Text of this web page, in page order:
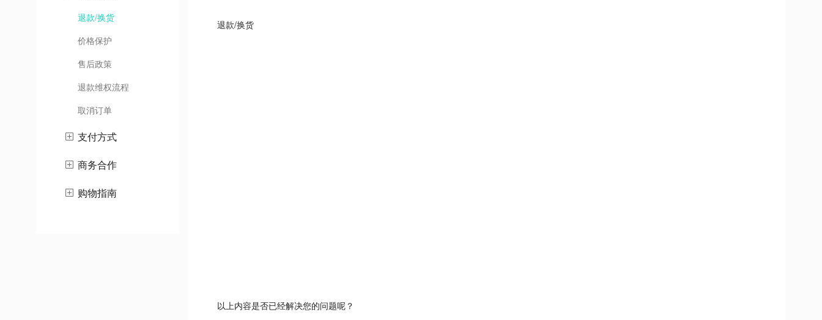
退款/换货
价格保护
售后政策
退款维权流程
取消订单
支付方式
商务合作
购物指南
退款/换货
以上内容是否已经解决您的问题呢？